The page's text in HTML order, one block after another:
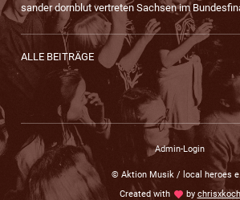
sander dornblut vertreten Sachsen im
ALLE BEITRÄGE
Admin-Login
© Aktion Musik / local heroes
Created withlove by chrisxkoch